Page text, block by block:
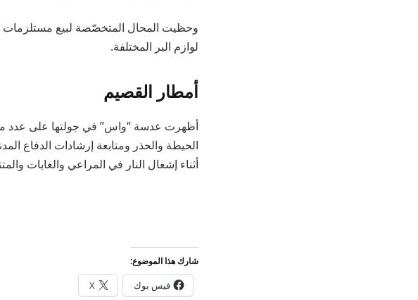
وحظيت المحال المتخصّصة لبيع مستلزمات
لوازم البر المختلفة.
أمطار القصيم
أظهرت عدسة “واس” في جولتها على عدد
الحيطة والحذر ومتابعة إرشادات الدفاع
أثناء إشعال النار في المراعي والغابات
شارك هذا الموضوع:
فيس بوك X